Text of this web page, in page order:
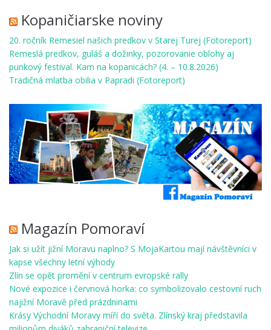
Kopaničiarske noviny
20. ročník Remesiel našich predkov v Starej Turej (Fotoreport)
Remeslá predkov, guláš a dožinky, pozorovanie oblohy aj
punkový festival. Kam na kopanicách? (4. – 10.8.2026)
Tradičná mlatba obilia v Papradi (Fotoreport)
Magazín Pomoraví
Jak si užít jižní Moravu naplno? S MojaKartou mají návštěvníci v
kapse všechny letní výhody
Zlín se opět promění v centrum evropské rally
Nové expozice i červnová horka: co symbolizovalo cestovní ruch
najižní Moravě před prázdninami
Krásy Východní Moravy míří do světa. Zlínský kraj představila